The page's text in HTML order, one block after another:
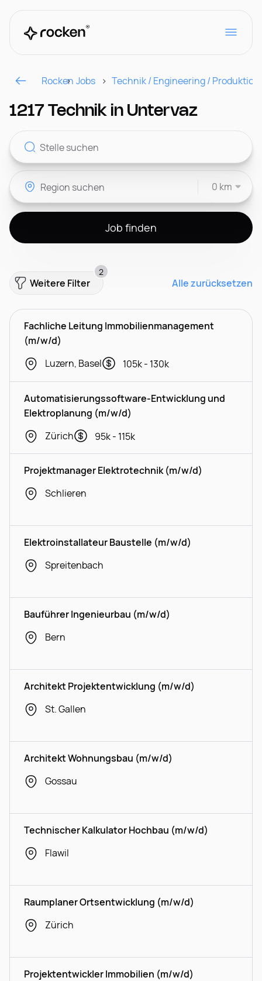
Für Arbeitgeber
CH
Rocken Jobs Technik / Engineering / Produktion
1217 Technik in Untervaz
0 km
Job finden
Weitere Filter
2
Alle zurücksetzen
Fachliche Leitung Immobilienmanagement
(m/w/d)
Luzern, Basel
105k - 130k
Automatisierungssoftware-Entwicklung und
Elektroplanung (m/w/d)
Zürich
95k - 115k
Projektmanager Elektrotechnik (m/w/d)
Schlieren
Elektroinstallateur Baustelle (m/w/d)
Spreitenbach
Bauführer Ingenieurbau (m/w/d)
Bern
Architekt Projektentwicklung (m/w/d)
St. Gallen
Architekt Wohnungsbau (m/w/d)
Gossau
Technischer Kalkulator Hochbau (m/w/d)
Flawil
Raumplaner Ortsentwicklung (m/w/d)
Zürich
Projektentwickler Immobilien (m/w/d)